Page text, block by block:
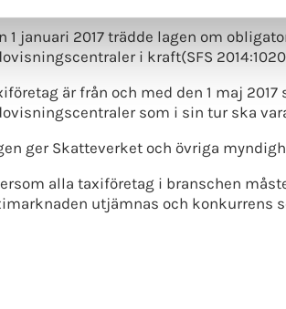
1 januari 2017 trädde lagen om
i kraft(SFS
är från och med den 1 maj
som i sin tur ska
ger Skatteverket och övriga
alla taxiföretag i branschen
utjämnas och konkurrens